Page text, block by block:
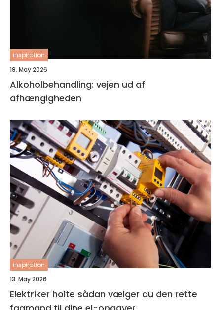
inspiration
19. May 2026
Alkoholbehandling: vejen ud af
afhængigheden
inspiration
13. May 2026
Elektriker holte sådan vælger du den rette